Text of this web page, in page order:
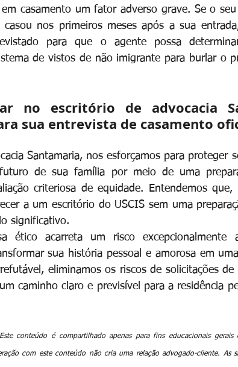
casamento um fator adverso grave. Se o
nos primeiros meses após a sua
para que o agente possa
de vistos de não imigrante para burlar o
no escritório de advocacia
sua entrevista de casamento
Santamaria, nos esforçamos para proteger
de sua família por meio de uma
criteriosa de equidade. Entendemos
a um escritório do USCIS sem uma
significativo.
ético acarreta um risco excepcionalmente
sua história pessoal e amorosa em
eliminamos os riscos de solicitações
caminho claro e previsível para a residência
Este conteúdo é compartilhado apenas para fins educacionais
com este conteúdo não cria uma relação advogado-cliente. As